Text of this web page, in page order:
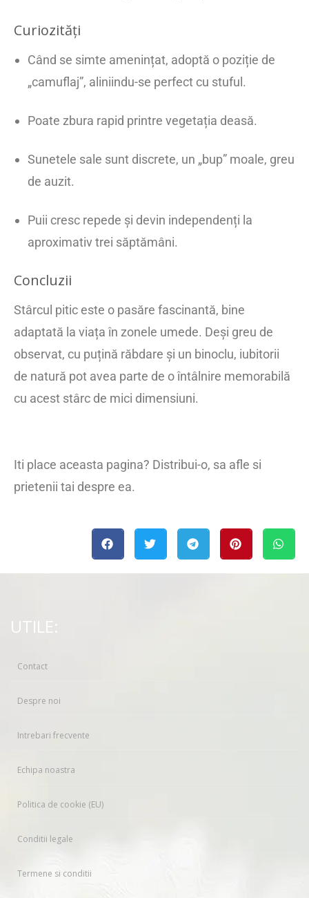
Curiozități
Când se simte amenințat, adoptă o poziție de
„camuflaj”, aliniindu-se perfect cu stuful.
Poate zbura rapid printre vegetația deasă.
Sunetele sale sunt discrete, un „bup” moale, greu
de auzit.
Puii cresc repede și devin independenți la
aproximativ trei săptămâni.
Concluzii
Stârcul pitic este o pasăre fascinantă, bine
adaptată la viața în zonele umede. Deși greu de
observat, cu puțină răbdare și un binoclu, iubitorii
de natură pot avea parte de o întâlnire memorabilă
cu acest stârc de mici dimensiuni.
Iti place aceasta pagina? Distribui-o, sa afle si
prietenii tai despre ea.
UTILE:
Contact
Despre noi
Intrebari frecvente
Echipa noastra
Politica de cookie (EU)
Conditii legale
Termene si conditii